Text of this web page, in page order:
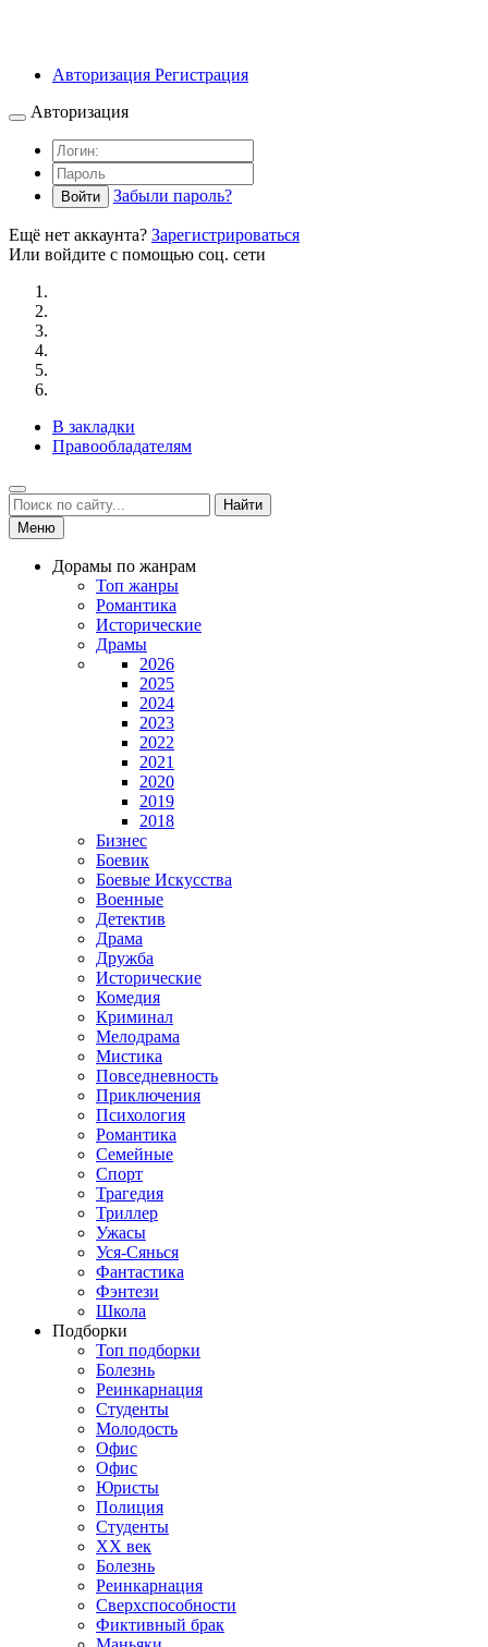
Авторизация Регистрация
Авторизация
Войти Забыли пароль?
Ещё нет аккаунта? Зарегистрироваться
Или войдите с помощью соц. сети
В закладки
Правообладателям
Найти
Меню
Дорамы по жанрам
Топ жанры
Романтика
Исторические
Драмы
2026
2025
2024
2023
2022
2021
2020
2019
2018
Бизнес
Боевик
Боевые Искусства
Военные
Детектив
Драма
Дружба
Исторические
Комедия
Криминал
Мелодрама
Мистика
Повседневность
Приключения
Психология
Романтика
Семейные
Спорт
Трагедия
Триллер
Ужасы
Уся-Сянься
Фантастика
Фэнтези
Школа
Подборки
Топ подборки
Болезнь
Реинкарнация
Студенты
Молодость
Офис
Офис
Юристы
Полиция
Студенты
ХХ век
Болезнь
Реинкарнация
Сверхспособности
Фиктивный брак